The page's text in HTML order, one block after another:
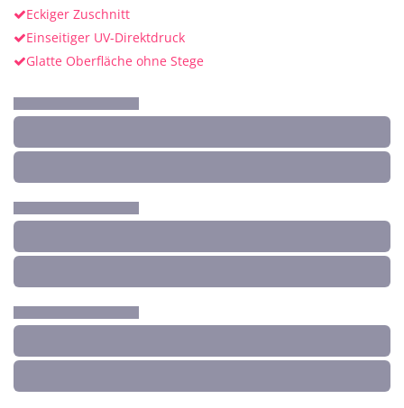
Eckiger Zuschnitt
Einseitiger UV-Direktdruck
Glatte Oberfläche ohne Stege